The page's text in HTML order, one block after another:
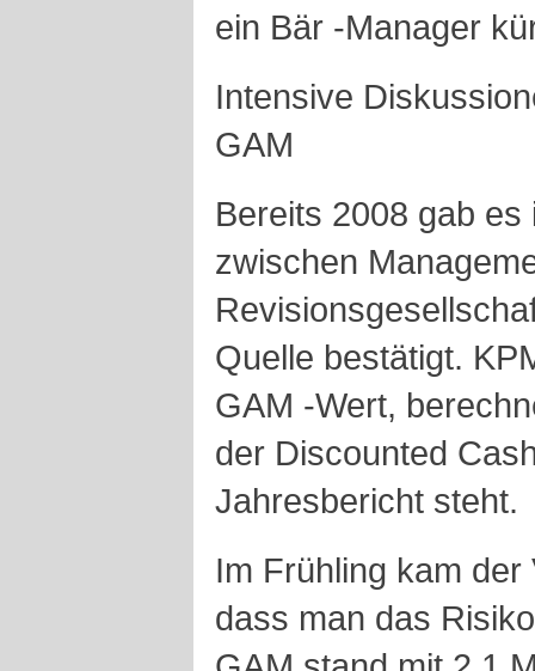
ein Bär -Manager
Intensive
GAM
Bereits 2008 gab
zwischen
Quelle bestätigt.
GAM -Wert,
der Discounted
Jahresbericht steht.
Im Frühling kam
dass man das